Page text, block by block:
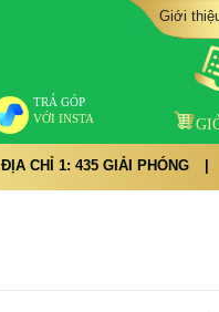
TRẢ GÓP
VỚI INSTA
Giới
ĐỊA CHỈ 1: 435 GIẢI PHÓNG